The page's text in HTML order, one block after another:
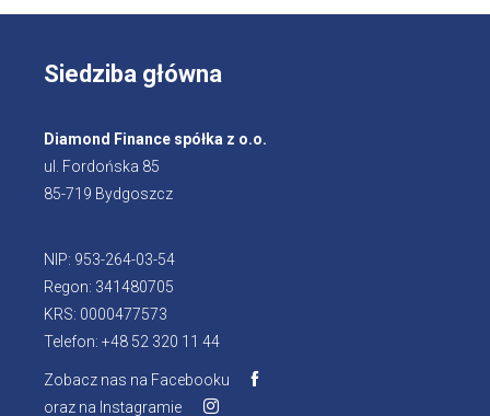
Siedziba główna
Diamond Finance spółka z o.o.
ul. Fordońska 85
85-719 Bydgoszcz
NIP: 953-264-03-54
Regon: 341480705
KRS: 0000477573
Telefon: +48 52 320 11 44
Zobacz nas na Facebooku Otworzy
oraz na Instagramie Otworzy